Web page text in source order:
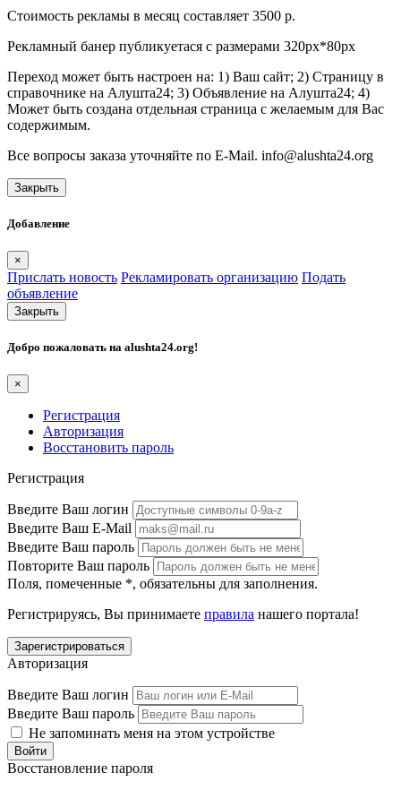
Стоимость рекламы в месяц составляет 3500 р.
Рекламный банер публикуетася с размерами 320px*80px
Переход может быть настроен на: 1) Ваш сайт; 2) Страницу в
справочнике на Алушта24; 3) Объявление на Алушта24; 4)
Может быть создана отдельная страница с желаемым для Вас
содержимым.
Все вопросы заказа уточняйте по E-Mail. info@alushta24.org
Закрыть
Добавление
×
Прислать новость Рекламировать организацию Подать
объявление
Закрыть
Добро пожаловать на alushta24.org!
×
Регистрация
Авторизация
Восстановить пароль
Регистрация
Введите Ваш логин
Введите Ваш E-Mail
Введите Ваш пароль
Повторите Ваш пароль
Поля, помеченные *, обязательны для заполнения.
Регистрируясь, Вы принимаете правила нашего портала!
Авторизация
Введите Ваш логин
Введите Ваш пароль
Не запоминать меня на этом устройстве
Восстановление пароля